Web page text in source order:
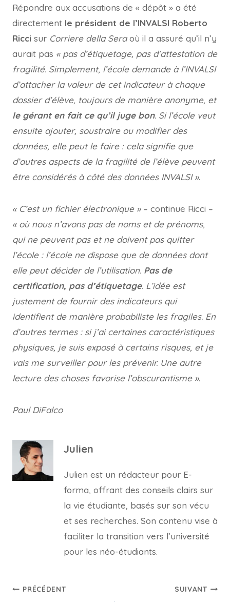
Répondre aux accusations de « dépôt » a été
directement le président de l’INVALSI Roberto
Ricci sur Corriere della Seraoù il a assuré qu’il n’y
aurait pas « pas d’étiquetage, pas d’attestation de
fragilité. Simplement, l’école demande à l’INVALSI
d’attacher la valeur de cet indicateur à chaque
dossier d’élève, toujours de manière anonyme, et
le gérant en fait ce qu’il juge bon. Si l’école veut
ensuite ajouter, soustraire ou modifier des
données, elle peut le faire : cela signifie que
d’autres aspects de la fragilité de l’élève peuvent
être considérés à côté des données INVALSI ».
« C’est un fichier électronique »– continue Ricci –
« où nous n’avons pas de noms et de prénoms,
qui ne peuvent pas et ne doivent pas quitter
l’école : l’école ne dispose que de données dont
elle peut décider de l’utilisation. Pas de
certification, pas d’étiquetage. L’idée est
justement de fournir des indicateurs qui
identifient de manière probabiliste les fragiles. En
d’autres termes : si j’ai certaines caractéristiques
physiques, je suis exposé à certains risques, et je
vais me surveiller pour les prévenir. Une autre
lecture des choses favorise l’obscurantisme ».
Paul DiFalco
Julien
Julien est un rédacteur pour E-
forma, offrant des conseils clairs sur
la vie étudiante, basés sur son vécu
et ses recherches. Son contenu vise à
faciliter la transition vers l’université
pour les néo-étudiants.
Navigation
PRÉCÉDENT SUIVANT